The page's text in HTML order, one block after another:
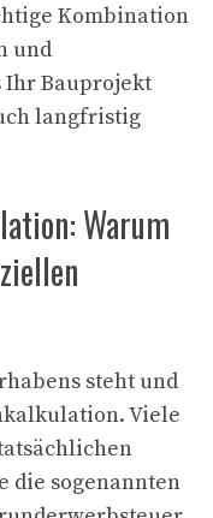
Kombination
und
Ihr Bauprojekt
langfristig
Warum
steht und
Viele
die sogenannten